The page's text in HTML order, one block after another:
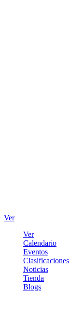
Ver
Ver
Calendario
Eventos
Clasificaciones
Noticias
Tienda
Blogs